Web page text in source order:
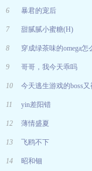
6 暴君的宠后
7 甜腻腻小蜜糖(H)
8 穿成绿茶味的omega怎
9 哥哥，我今天乖吗
10 今天逃生游戏的boss又
11 yin差阳错
12 薄情盛夏
13 飞鸥不下
14 昭和钿